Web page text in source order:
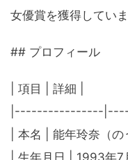
女優賞を獲得していま
## プロフィール
| 項目 | 詳細 |
|----------------
| 本名 | 能年玲奈（の
| 生年月日 | 1993年7